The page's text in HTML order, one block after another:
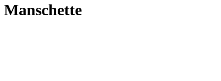
Manschette